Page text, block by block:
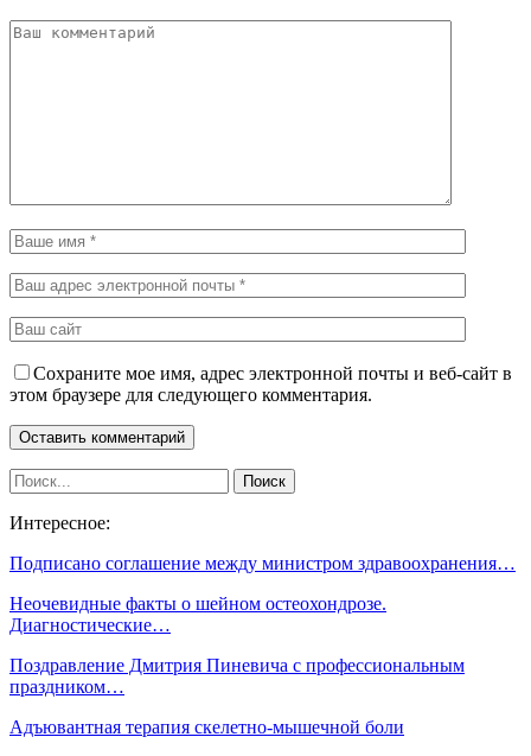
Сохраните мое имя, адрес электронной почты и веб-сайт в
этом браузере для следующего комментария.
Интересное:
Подписано соглашение между министром здравоохранения…
Неочевидные факты о шейном остеохондрозе.
Диагностические…
Поздравление Дмитрия Пиневича с профессиональным
праздником…
Адъювантная терапия скелетно-мышечной боли